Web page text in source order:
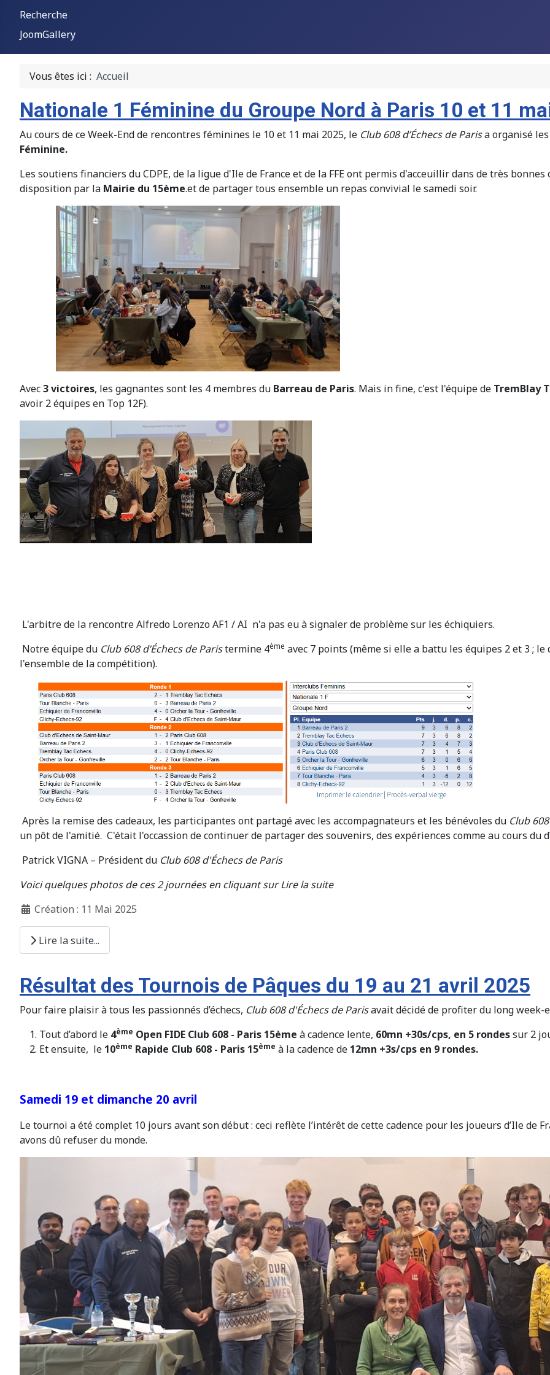
Recherche
JoomGallery
Vous êtes ici : Accueil
Nationale 1 Féminine du Groupe Nord à Paris 10 et 11
Au cours de ce Week-End de rencontres féminines le 10 et 11 mai 2025, le Club 608 d’Échecs de Parisa organisé
Féminine.
Les soutiens financiers du CDPE, de la ligue d'Ile de France et de la FFE ont permis d'acceuillir dans de très
disposition par la Mairie du 15ème.et de partager tous ensemble un repas convivial le samedi soir.
Avec3 victoires, les gagnantes sont les 4 membres du Barreau de Paris. Mais in fine, c'est l'équipe de TremBlay
avoir 2 équipes en Top 12F).
L'arbitre de la rencontre Alfredo Lorenzo AF1 / AI n'a pas eu à signaler de problème sur les échiquiers.
Notre équipe du Club 608 d’Échecs de Paristermine 4ème avec 7 points (même si elle a battu les équipes 2 et 3 ;
l'ensemble de la compétition).
Après la remise des cadeaux, les participantes ont partagé avec les accompagnateurs et les bénévoles du Club
un pôt de l'amitié. C'était l'occassion de continuer de partager des souvenirs, des expériences comme au cours
Patrick VIGNA – Président du Club 608 d'Échecs de Paris
Voici quelques photos de ces 2 journées en cliquant sur Lire la suite
Création : 11 Mai 2025
Lire la suite...
Résultat des Tournois de Pâques du 19 au 21 avril 2025
Pour faire plaisir à tous les passionnés d’échecs, Club 608 d'Échecs de Parisavait décidé de profiter du long week-
Tout d’abord le 4ème Open FIDE Club 608 - Paris 15ème à cadence lente, 60mn +30s/cps, en 5 rondessur 2
Et ensuite, le 10ème Rapide Club 608 - Paris 15ème à la cadence de 12mn +3s/cps en 9 rondes.
Samedi 19 et dimanche 20 avril
Le tournoi a été complet 10 jours avant son début : ceci reflète l’intérêt de cette cadence pour les joueurs d’Ile de
avons dû refuser du monde.